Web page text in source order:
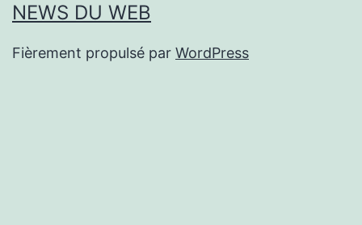
NEWS DU WEB
Fièrement propulsé par WordPress